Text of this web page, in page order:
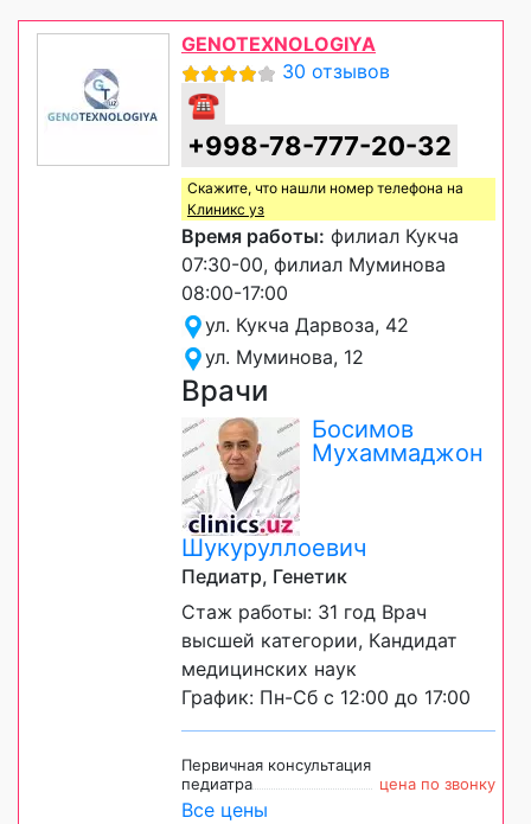
GENOTEXNOLOGIYA
30 отзывов
☎
+998-78-777-20-32
Скажите, что нашли номер телефона на
Клиникс уз
Время работы: филиал Кукча
07:30-00, филиал Муминова
08:00-17:00
ул. Кукча Дарвоза, 42
ул. Муминова, 12
Врачи
Босимов
Мухаммаджон
Шукуруллоевич
Педиатр, Генетик
Стаж работы: 31 год Врач
высшей категории, Кандидат
медицинских наук
График: Пн-Сб с 12:00 до 17:00
Первичная консультация
педиатра
цена по звонку
Все цены